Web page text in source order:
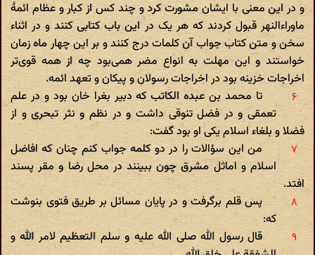
و در این معنی با ایشان مشورت کرد و چند کس از کبار و عظام ائمهٔ
ماوراءالنهر قبول کردند که هر یک در این باب کتابی کنند و در اثناء
سخن و متن کتاب جواب آن کلمات درج کنند و بر این چهار ماه زمان
خواستند و این مهلت به انواع مضر همی‌بود چه از همه قوی‌تر
اخراجات خزینه بود در اخراجات رسولان و پیکان و تعهد ائمه.
تا محمد بن عبده الکاتب که دبیر بغرا خان بود و در علم
تعمقی و در فضل تنوقی داشت و در نظم و نثر تبحری و از
فضلا و بلغاء اسلام یکی او بود گفت:
من این سؤالات را در دو کلمه جواب کنم چنان که افاضل
اسلام و اماثل مشرق چون ببینند در محل رضا و مقر پسند
افتد.
پس قلم برگرفت و در پایان مسائل بر طریق فتوی بنوشت
که:
قال رسول الله صلی الله علیه و سلم التعظیم لامر الله و